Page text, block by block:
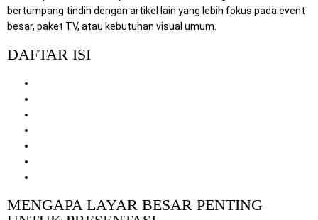
bertumpang tindih dengan artikel lain yang lebih fokus pada event
besar, paket TV, atau kebutuhan visual umum.
DAFTAR ISI
MENGAPA LAYAR BESAR PENTING